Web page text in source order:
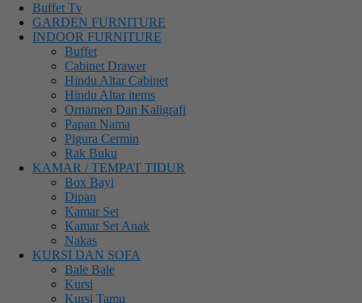
Buffet Tv
GARDEN FURNITURE
INDOOR FURNITURE
Buffet
Cabinet Drawer
Hindu Altar Cabinet
Hindu Altar items
Ornamen Dan Kaligrafi
Papan Nama
Pigura Cermin
Rak Buku
KAMAR / TEMPAT TIDUR
Box Bayi
Dipan
Kamar Set
Kamar Set Anak
Nakas
KURSI DAN SOFA
Bale Bale
Kursi
Kursi Tamu